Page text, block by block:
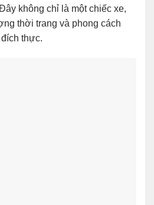
không chỉ là một chiếc xe,
thời trang và phong cách
thực.